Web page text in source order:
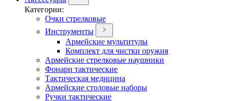
Категории:
Очки стрелковые
Инструменты
Армейские мультитулы
Комплект для чистки оружия
Армейские стрелковые наушники
Фонари тактические
Тактическая медицина
Армейские столовые наборы
Ручки тактические